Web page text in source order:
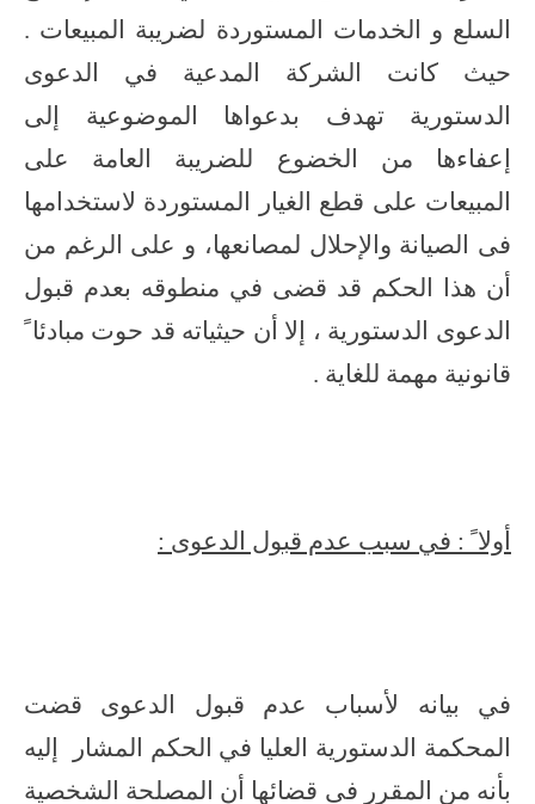
السلع و الخدمات المستوردة لضريبة المبيعات .
حيث كانت الشركة المدعية في الدعوى
الدستورية تهدف بدعواها الموضوعية إلى
إعفاءها من الخضوع للضريبة العامة على
المبيعات على قطع الغيار المستوردة لاستخدامها
فى الصيانة والإحلال لمصانعها، و على الرغم من
أن هذا الحكم قد قضى في منطوقه بعدم قبول
الدعوى الدستورية ، إلا أن حيثياته قد حوت مبادئا ً
قانونية مهمة للغاية .
أولا ً : في سبب عدم قبول الدعوى :
في بيانه لأسباب عدم قبول الدعوى قضت
المحكمة الدستورية العليا في الحكم المشار إليه
بأنه من المقرر فى قضائها أن المصلحة الشخصية